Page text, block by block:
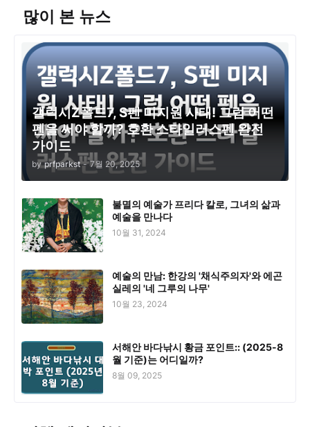
많이 본 뉴스
갤럭시Z폴드7, S펜 미지원 사태! 그럼 어떤
펜을 써야 할까? 호환 스타일러스펜 완전
가이드
by prfparkst - 7월 20, 2025
불멸의 예술가 프리다 칼로, 그녀의 삶과
예술을 만나다
10월 31, 2024
예술의 만남: 한강의 '채식주의자'와 에곤
실레의 '네 그루의 나무'
10월 23, 2024
서해안 바다낚시 황금 포인트:: (2025-8
월 기준)는 어디일까?
8월 09, 2025